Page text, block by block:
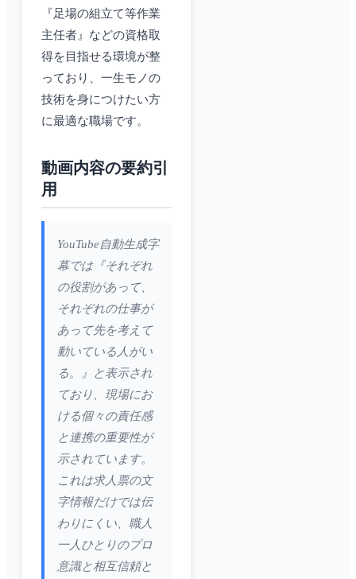
『足場の組立て等作業
主任者』などの資格取
得を目指せる環境が整
っており、一生モノの
技術を身につけたい方
に最適な職場です。
動画内容の要約引
用
YouTube自動生成字
幕では『それぞれ
の役割があって、
それぞれの仕事が
あって先を考えて
動いている人がい
る。』と表示され
ており、現場にお
ける個々の責任感
と連携の重要性が
示されています。
これは求人票の文
字情報だけでは伝
わりにくい、職人
一人ひとりのプロ
意識と相互信頼と